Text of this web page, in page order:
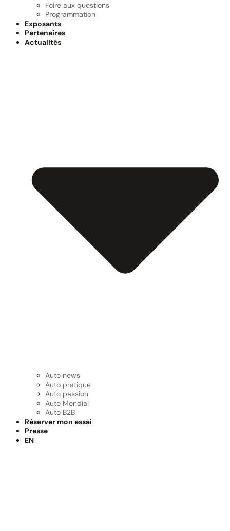
Foire aux questions
Programmation
Exposants
Partenaires
Actualités
Auto news
Auto pratique
Auto passion
Auto Mondial
Auto B2B
Réserver mon essai
Presse
EN